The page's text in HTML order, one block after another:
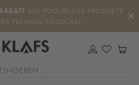
AUF POOLPFLEGE-PRODUKTE
PREMIUM POOLCARE
DU